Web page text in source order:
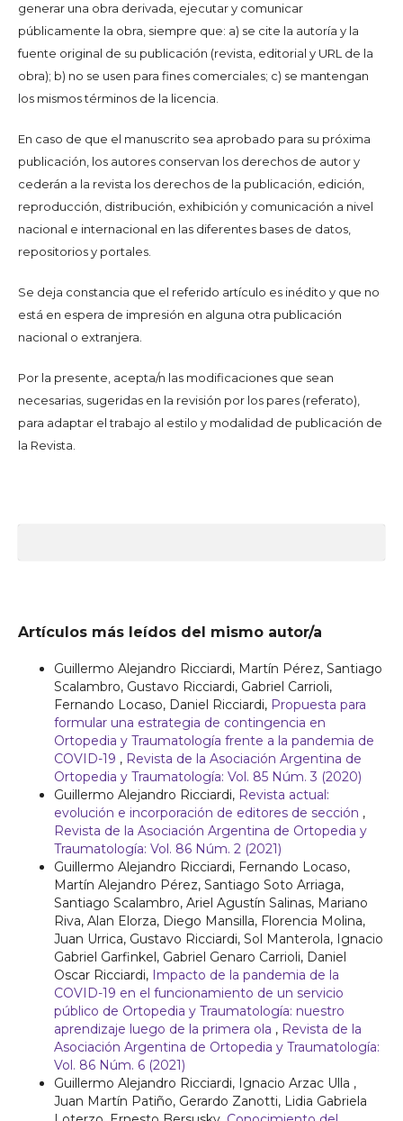
generar una obra derivada, ejecutar y comunicar
públicamente la obra, siempre que: a) se cite la autoría y la
fuente original de su publicación (revista, editorial y URL de la
obra); b) no se usen para fines comerciales; c) se mantengan
los mismos términos de la licencia.
En caso de que el manuscrito sea aprobado para su próxima
publicación, los autores conservan los derechos de autor y
cederán a la revista los derechos de la publicación, edición,
reproducción, distribución, exhibición y comunicación a nivel
nacional e internacional en las diferentes bases de datos,
repositorios y portales.
Se deja constancia que el referido artículo es inédito y que no
está en espera de impresión en alguna otra publicación
nacional o extranjera.
Por la presente, acepta/n las modificaciones que sean
necesarias, sugeridas en la revisión por los pares (referato),
para adaptar el trabajo al estilo y modalidad de publicación de
la Revista.
Artículos más leídos del mismo autor/a
Guillermo Alejandro Ricciardi, Martín Pérez, Santiago
Scalambro, Gustavo Ricciardi, Gabriel Carrioli,
Fernando Locaso, Daniel Ricciardi, Propuesta para
formular una estrategia de contingencia en
Ortopedia y Traumatología frente a la pandemia de
COVID-19 , Revista de la Asociación Argentina de
Ortopedia y Traumatología: Vol. 85 Núm. 3 (2020)
Guillermo Alejandro Ricciardi, Revista actual:
evolución e incorporación de editores de sección ,
Revista de la Asociación Argentina de Ortopedia y
Traumatología: Vol. 86 Núm. 2 (2021)
Guillermo Alejandro Ricciardi, Fernando Locaso,
Martín Alejandro Pérez, Santiago Soto Arriaga,
Santiago Scalambro, Ariel Agustín Salinas, Mariano
Riva, Alan Elorza, Diego Mansilla, Florencia Molina,
Juan Urrica, Gustavo Ricciardi, Sol Manterola, Ignacio
Gabriel Garfinkel, Gabriel Genaro Carrioli, Daniel
Oscar Ricciardi, Impacto de la pandemia de la
COVID-19 en el funcionamiento de un servicio
público de Ortopedia y Traumatología: nuestro
aprendizaje luego de la primera ola , Revista de la
Asociación Argentina de Ortopedia y Traumatología:
Vol. 86 Núm. 6 (2021)
Guillermo Alejandro Ricciardi, Ignacio Arzac Ulla ,
Juan Martín Patiño, Gerardo Zanotti, Lidia Gabriela